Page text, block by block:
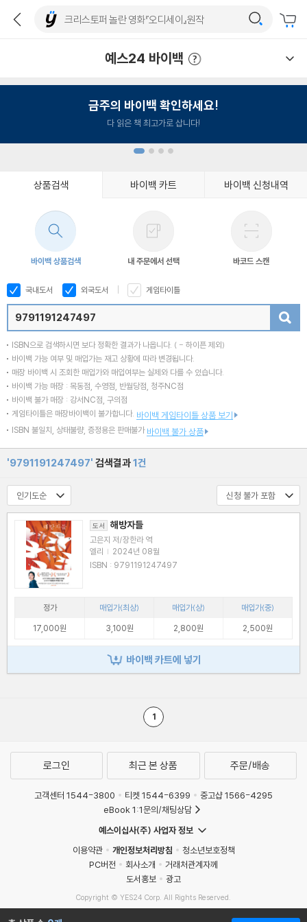
예스24 바이백
금주의 바이백 확인하세요!
다 읽은 책 최고가로 삽니다!
상품검색 바이백 카트 바이백 신청내역
바이백 상품검색 내 주문에서 선택 바코드 스캔
국내도서 외국도서 게임타이틀
ISBN으로 검색하시면 보다 정확한 결과가 나옵니다. ( - 하이픈 제외)
바이백 가능 여부 및 매입가는 재고 상황에 따라 변경됩니다.
매장 바이백 시 조회한 매입가와 매입여부는 실제와 다를 수 있습니다.
바이백 가능 매장 : 목동점, 수영점, 반월당점, 청주NC점
바이백 불가 매장 : 강서NC점, 구의점
게임타이틀은 매장바이백이 불가합니다. 바이백 게임타이틀 상품 보기
ISBN 불일치, 상태불량, 증정용은 판매불가 바이백 불가 상품
'9791191247497' 검색결과1건
도서 해방자들
고은지 저/장한라 역
엘리 | 2024년 08월
ISBN : 9791191247497
정가 매입가(최상) 매입가(상)
매입가(중)
17,000원
3,100원 2,800원 2,500원
바이백 카트에 넣기
1
로그인 최근 본 상품 주문/배송
고객센터 1544-3800 티켓 1544-6399
중고샵 1566-4295
eBook 1:1문의/채팅상담
예스이십사(주) 사업자 정보
이용약관
개인정보처리방침
청소년보호정책
PC버전
회사소개
거래처관계자께
도서홍보
광고
Copyright © YES24 Corp. All Rights Reserved.
MATOM16